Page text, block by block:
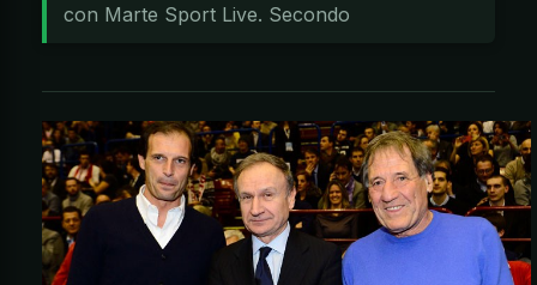
con Marte Sport Live. Secondo